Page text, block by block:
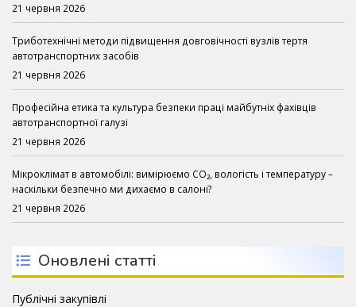
21 червня 2026
Триботехнічні методи підвищення довговічності вузлів тертя
автотранспортних засобів
21 червня 2026
Професійна етика та культура безпеки праці майбутніх фахівців
автотранспортної галузі
21 червня 2026
Мікроклімат в автомобілі: вимірюємо CO₂, вологість і температуру –
наскільки безпечно ми дихаємо в салоні?
21 червня 2026
Оновлені статті
Публічні закупівлі